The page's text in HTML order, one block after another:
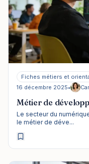
Fiches métiers et
16 décembre 2025•
Métier de
Le secteur du
le métier de déve...